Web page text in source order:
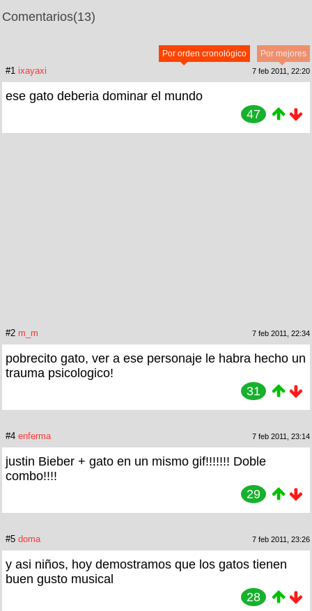
Comentarios(13)
Por mejores
Por orden cronológico
#1 ixayaxi 7 feb 2011, 22:20
ese gato deberia dominar el mundo
47
#2 m_m 7 feb 2011, 22:34
pobrecito gato, ver a ese personaje le habra hecho un
trauma psicologico!
31
#4 enferma 7 feb 2011, 23:14
justin Bieber + gato en un mismo gif!!!!!!! Doble
combo!!!!
29
#5 doma 7 feb 2011, 23:26
y asi niños, hoy demostramos que los gatos tienen
buen gusto musical
28